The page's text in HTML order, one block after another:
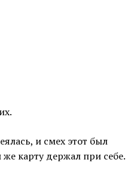
и смех этот был
карту держал при себе.